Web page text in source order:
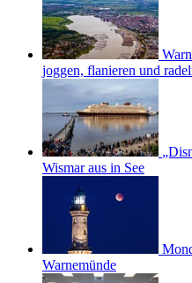
joggen, flanieren und
Wismar aus in See
Warnemünde